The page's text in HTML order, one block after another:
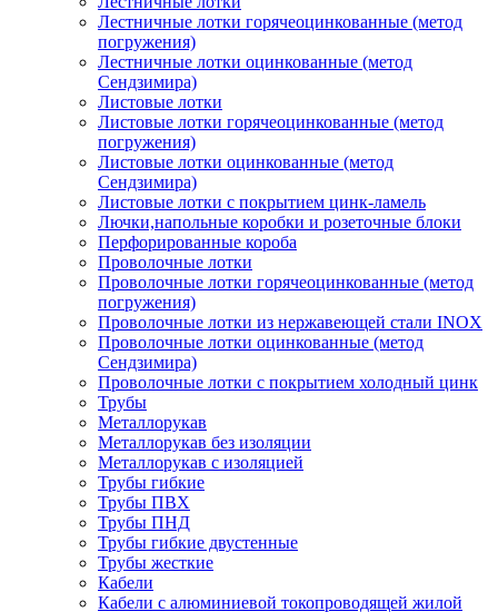
Лестничные лотки горячеоцинкованные (метод
погружения)
Лестничные лотки оцинкованные (метод
Сендзимира)
Листовые лотки
Листовые лотки горячеоцинкованные (метод
погружения)
Листовые лотки оцинкованные (метод
Сендзимира)
Листовые лотки с покрытием цинк-ламель
Лючки,напольные коробки и розеточные блоки
Перфорированные короба
Проволочные лотки
Проволочные лотки горячеоцинкованные (метод
погружения)
Проволочные лотки из нержавеющей стали INOX
Проволочные лотки оцинкованные (метод
Сендзимира)
Проволочные лотки с покрытием холодный цинк
Трубы
Металлорукав
Металлорукав без изоляции
Металлорукав с изоляцией
Трубы гибкие
Трубы ПВХ
Трубы ПНД
Трубы гибкие двустенные
Трубы жесткие
Кабели
Кабели с алюминиевой токопроводящей жилой